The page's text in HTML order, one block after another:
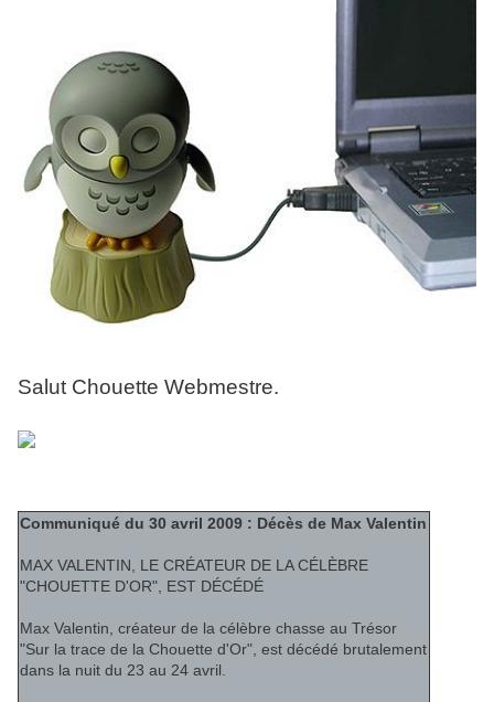
Salut Chouette Webmestre.
Communiqué du 30 avril 2009 : Décès de Max Valentin
MAX VALENTIN, LE CRÉATEUR DE LA CÉLÈBRE
"CHOUETTE D'OR", EST DÉCÉDÉ
Max Valentin, créateur de la célèbre chasse au Trésor
"Sur la trace de la Chouette d'Or", est décédé brutalement
dans la nuit du 23 au 24 avril.